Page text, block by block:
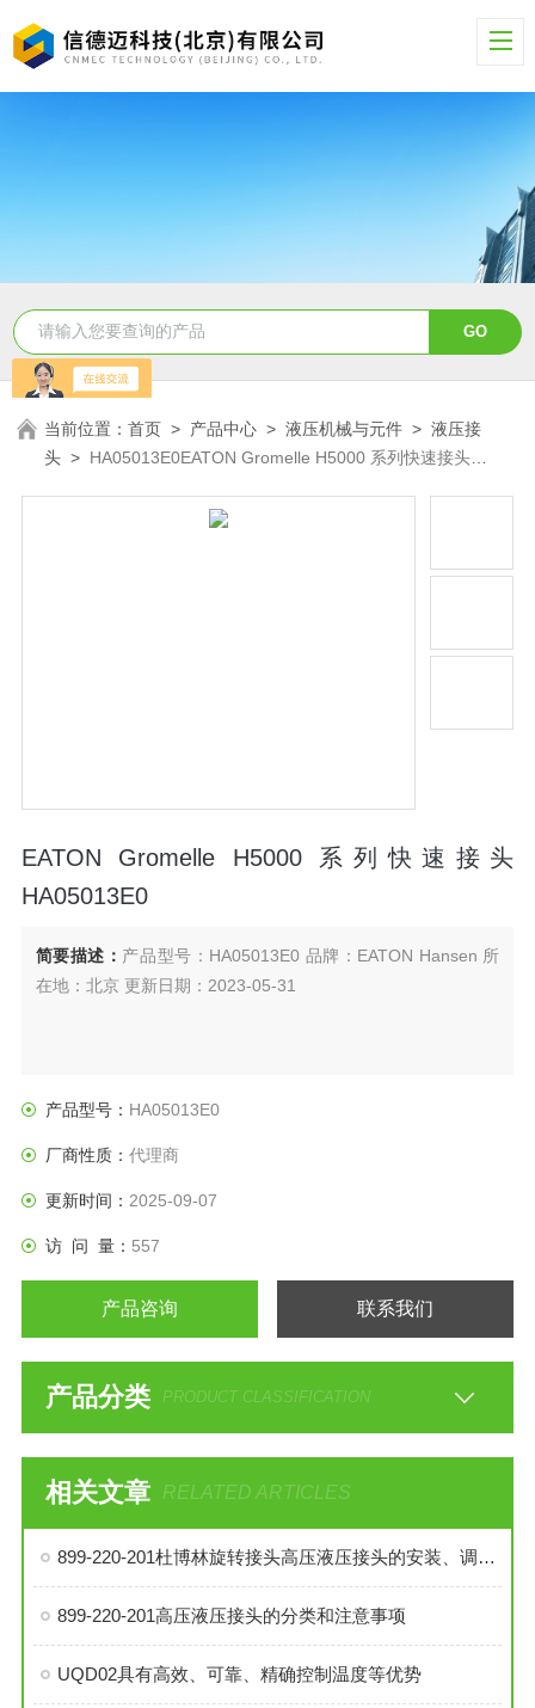
当前位置：首页 > 产品中心 >液压机械与元件 >液压接
头 > HA05013E0EATON Gromelle H5000 系列快速接头
EATON Gromelle H5000 系列快速接头
HA05013E0
简要描述： 产品型号：HA05013E0 品牌：EATON Hansen 所
在地：北京 更新日期：2023-05-31
产品型号： HA05013E0
厂商性质： 代理商
更新时间： 2025-09-07
访 问 量： 557
产品咨询 联系我们
产品分类 PRODUCT CLASSIFICATION
相关文章 RELATED ARTICLES
899-220-201杜博林旋转接头高压液压接头的安装、调试与维护技巧
899-220-201高压液压接头的分类和注意事项
UQD02具有高效、可靠、精确控制温度等优势